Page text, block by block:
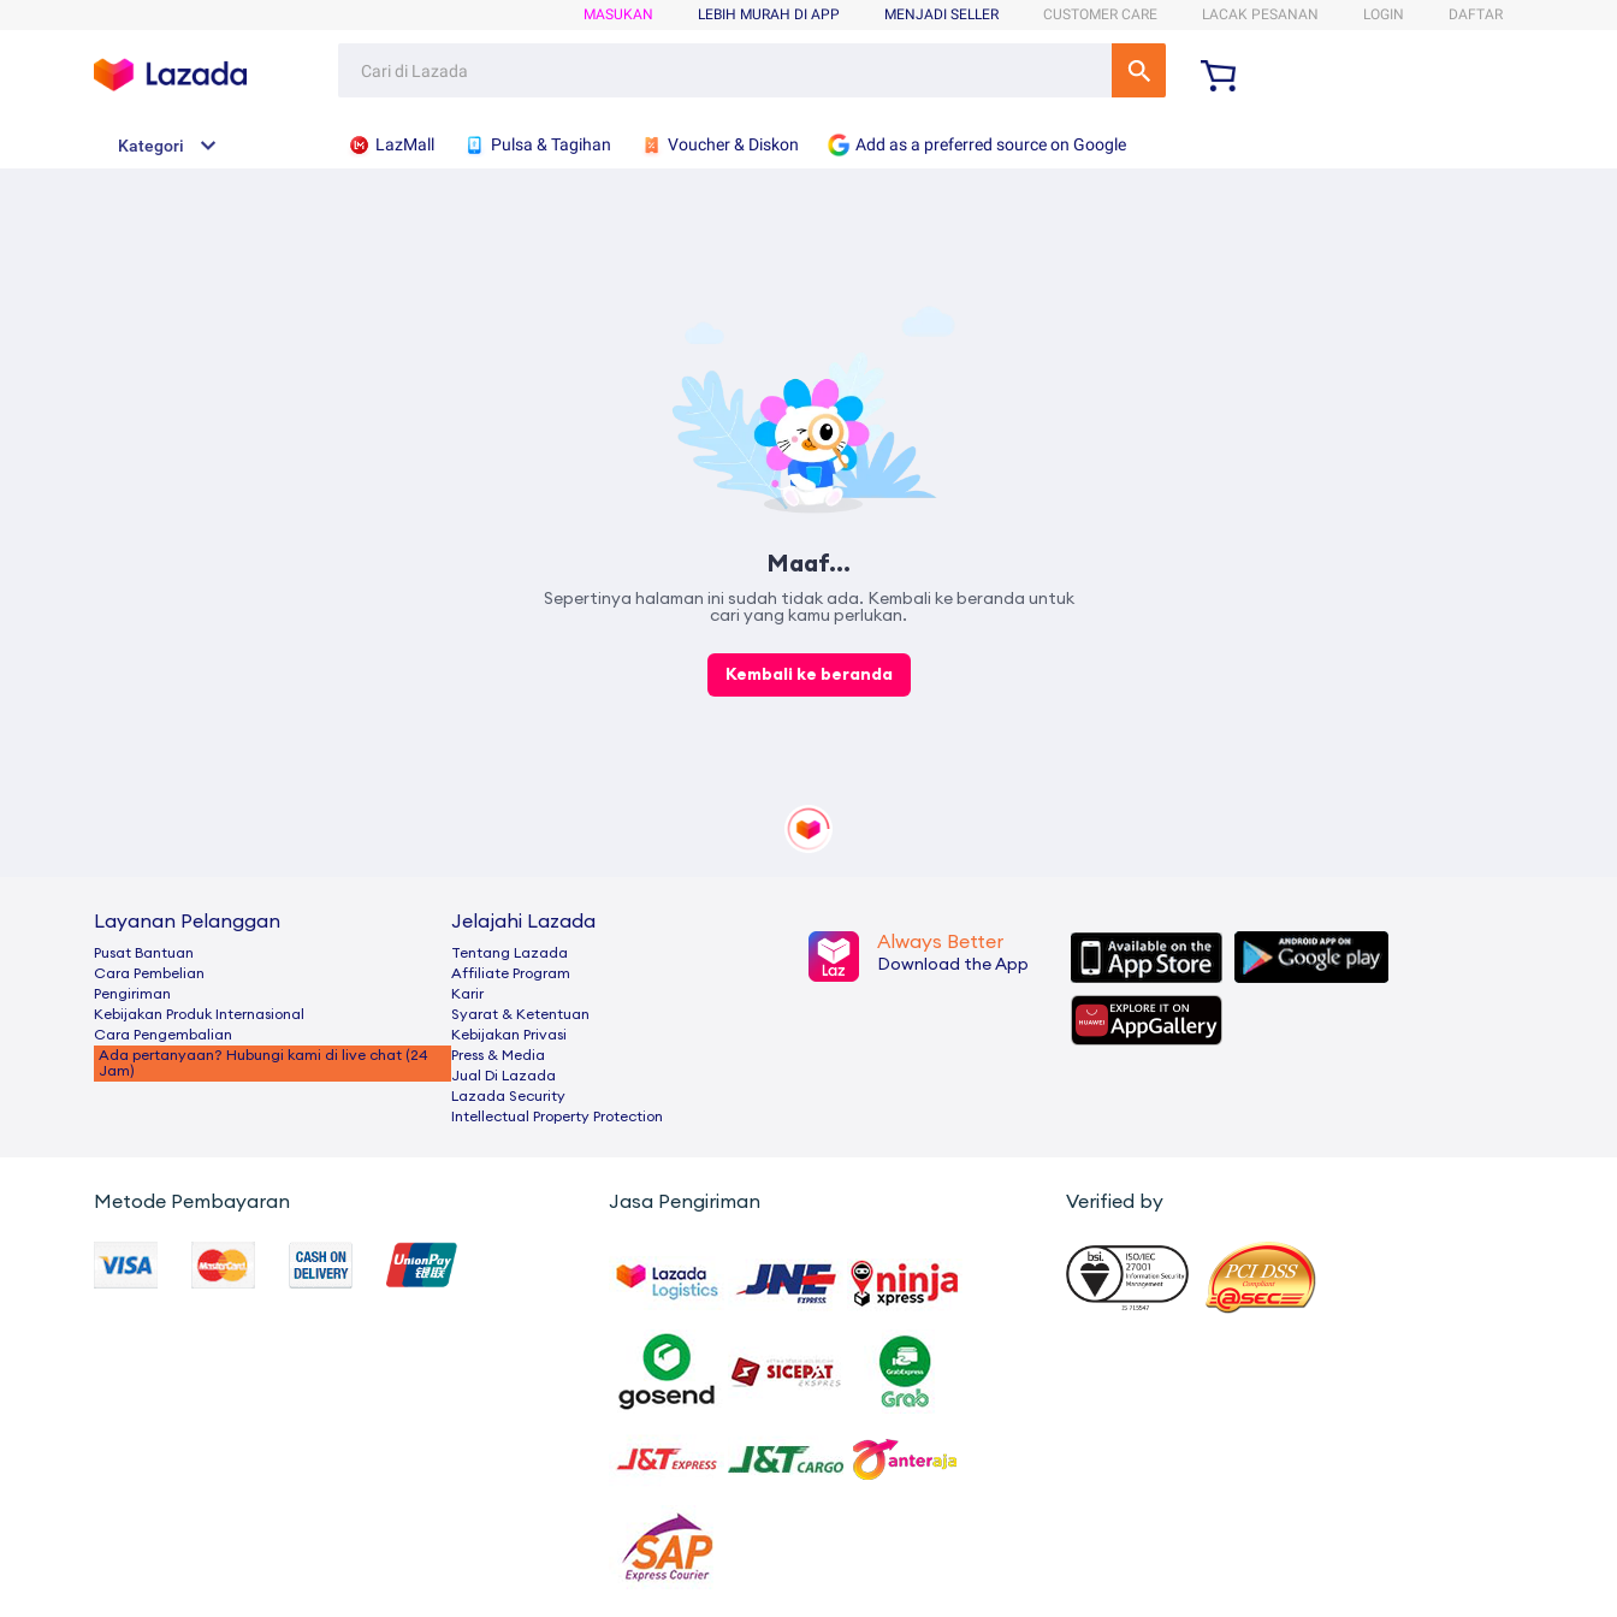
MASUKAN LEBIH MURAH DI APP MENJADI SELLER CUSTOMER CARE LACAK PESANAN LOGIN DAFTAR
Kategori LazMall Pulsa & Tagihan Voucher & Diskon Add as a preferred source on Google
Maaf...
Sepertinya halaman ini sudah tidak ada. Kembali ke beranda untuk
cari yang kamu perlukan.
Kembali ke beranda
Layanan Pelanggan
Pusat Bantuan
Cara Pembelian
Pengiriman
Kebijakan Produk Internasional
Cara Pengembalian
Ada pertanyaan? Hubungi kami di live chat (24
Jam)
Jelajahi Lazada
Tentang Lazada
Afﬁliate Program
Karir
Syarat & Ketentuan
Kebijakan Privasi
Press & Media
Jual Di Lazada
Lazada Security
Intellectual Property Protection
Always Better
Download the App
Metode Pembayaran Jasa Pengiriman Verified by